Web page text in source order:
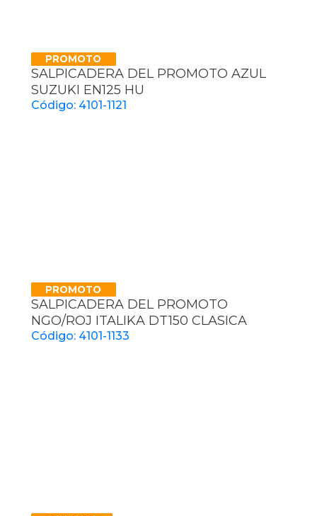
PROMOTO
SALPICADERA DEL PROMOTO AZUL
SUZUKI EN125 HU
Código: 4101-1121
PROMOTO
SALPICADERA DEL PROMOTO
NGO/ROJ ITALIKA DT150 CLASICA
Código: 4101-1133